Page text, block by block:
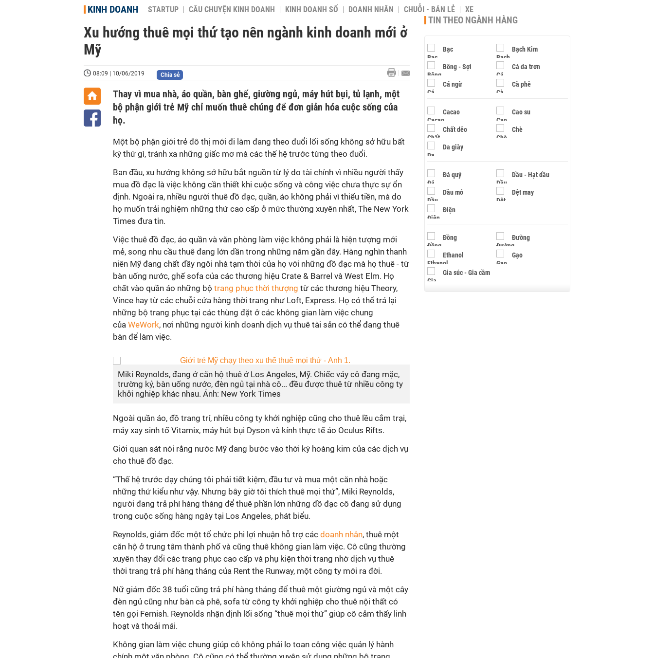
KINH DOANH STARTUP CÂU CHUYỆN KINH DOANH KINH DOANH SỐ DOANH NHÂN CHUỖI - BÁN LẺ XE
Xu hướng thuê mọi thứ tạo nên ngành kinh doanh mới ở
Mỹ
08:09 | 10/06/2019 Chia sẻ
Thay vì mua nhà, áo quần, bàn ghế, giường ngủ, máy hút bụi, tủ lạnh, một
bộ phận giới trẻ Mỹ chỉ muốn thuê chúng để đơn giản hóa cuộc sống của
họ.
Một bộ phận giới trẻ đô thị mới đi làm đang theo đuổi lối sống không sở hữu bất
kỳ thứ gì, tránh xa những giấc mơ mà các thế hệ trước từng theo đuổi.
Ban đầu, xu hướng không sở hữu bắt nguồn từ lý do tài chính vì nhiều người thấy
mua đồ đạc là việc không cần thiết khi cuộc sống và công việc chưa thực sự ổn
định. Ngoài ra, nhiều người thuê đồ đạc, quần, áo không phải vì thiếu tiền, mà do
họ muốn trải nghiệm những thứ cao cấp ở mức thường xuyên nhất, The New York
Times đưa tin.
Việc thuê đồ đạc, áo quần và văn phòng làm việc không phải là hiện tượng mới
mẻ, song nhu cầu thuê đang lớn dần trong những năm gần đây. Hàng nghìn thanh
niên Mỹ đang chất đầy ngôi nhà tạm thời của họ với những đồ đạc mà họ thuê - từ
bàn uống nước, ghế sofa của các thương hiệu Crate & Barrel và West Elm. Họ
chất vào quần áo những bộ trang phục thời thượng từ các thương hiệu Theory,
Vince hay từ các chuỗi cửa hàng thời trang như Loft, Express. Họ có thể trả lại
những bộ trang phục tại các thùng đặt ở các không gian làm việc chung
của WeWork, nơi những người kinh doanh dịch vụ thuê tài sản có thể đang thuê
bàn để làm việc.
Miki Reynolds, đang ở căn hộ thuê ở Los Angeles, Mỹ. Chiếc váy cô đang mặc,
trường kỷ, bàn uống nước, đèn ngủ tại nhà cô... đều được thuê từ nhiều công ty
khởi nghiệp khác nhau. Ảnh: New York Times
Ngoài quần áo, đồ trang trí, nhiều công ty khởi nghiệp cũng cho thuê lều cắm trại,
máy xay sinh tố Vitamix, máy hút bụi Dyson và kính thực tế ảo Oculus Rifts.
Giới quan sát nói rằng nước Mỹ đang bước vào thời kỳ hoàng kim của các dịch vụ
cho thuê đồ đạc.
“Thế hệ trước dạy chúng tôi phải tiết kiệm, đầu tư và mua một căn nhà hoặc
những thứ kiểu như vậy. Nhưng bây giờ tôi thích thuê mọi thứ”, Miki Reynolds,
người đang trả phí hàng tháng để thuê phần lớn những đồ đạc cô đang sử dụng
trong cuộc sống hàng ngày tại Los Angeles, phát biểu.
Reynolds, giám đốc một tổ chức phi lợi nhuận hỗ trợ các doanh nhân, thuê một
căn hộ ở trung tâm thành phố và cũng thuê không gian làm việc. Cô cũng thường
xuyên thay đổi các trang phục cao cấp và phụ kiện thời trang nhờ dịch vụ thuê
thời trang trả phí hàng tháng của Rent the Runway, một công ty mới ra đời.
Nữ giám đốc 38 tuổi cũng trả phí hàng tháng để thuê một giường ngủ và một cây
đèn ngủ cũng như bàn cà phê, sofa từ công ty khởi nghiệp cho thuê nội thất có
tên gọi Fernish. Reynolds nhận định lối sống “thuê mọi thứ” giúp cô cảm thấy linh
hoạt và thoải mái.
Không gian làm việc chung giúp cô không phải lo toan công việc quản lý hành
TIN THEO NGÀNH HÀNG
Bạc Bạch Kim
Bông - Sợi Cá da trơn
Cá ngừ Cà phê
Cacao Cao su
Chất dẻo Chè
Da giày
Đá quý Dầu - Hạt dầu
Dầu mỏ Dệt may
Điện
Đồng Đường
Ethanol Gạo
Gia súc - Gia cầm